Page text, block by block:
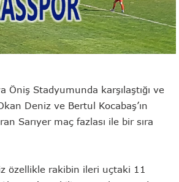
Stadyumunda karşılaştığı ve
Deniz ve Bertul Kocabaş’ın
Sarıyer maç fazlası ile bir sıra
özellikle rakibin ileri uçtaki 11